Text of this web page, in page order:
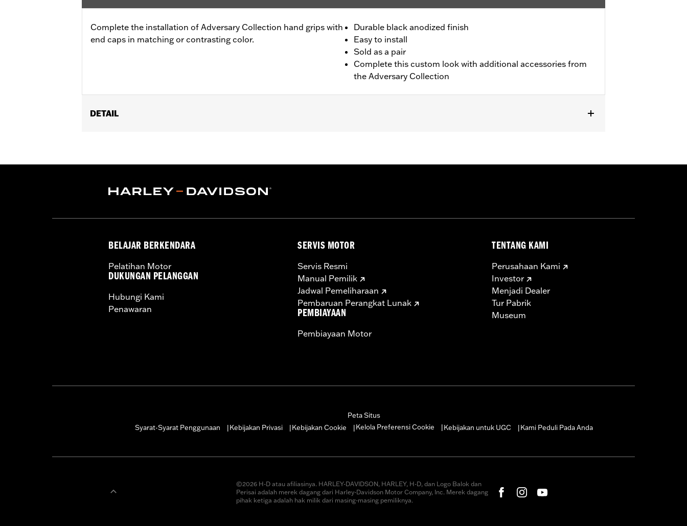
Complete the installation of Adversary Collection hand grips with
end caps in matching or contrasting color.
Durable black anodized finish
Easy to install
Sold as a pair
Complete this custom look with additional accessories from
the Adversary Collection
DETAIL
Collection:Adversary
In the Box: End caps and installation instructions
BELAJAR BERKENDARA
Pelatihan Motor
DUKUNGAN PELANGGAN
Hubungi Kami
Penawaran
SERVIS MOTOR
Servis Resmi
Manual Pemilik
Jadwal Pemeliharaan
Pembaruan Perangkat Lunak
PEMBIAYAAN
Pembiayaan Motor
TENTANG KAMI
Perusahaan Kami
Investor
Menjadi Dealer
Tur Pabrik
Museum
Peta Situs
Syarat-Syarat Penggunaan
Kebijakan Privasi Kebijakan Cookie Kelola Preferensi Cookie Kebijakan untuk UGC Kami Peduli Pada Anda
©2026 H-D atau afiliasinya. HARLEY-DAVIDSON, HARLEY, H-D, dan Logo Balok dan
Perisai adalah merek dagang dari Harley-Davidson Motor Company, Inc. Merek dagang
pihak ketiga adalah hak milik dari masing-masing pemiliknya.